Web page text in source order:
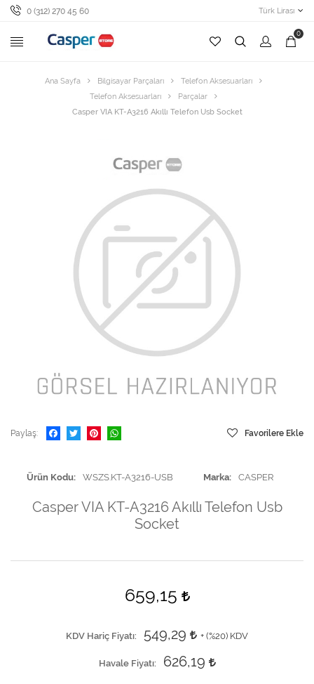
0 (312) 270 45 60 Türk Lirası
0
Ana Sayfa Bilgisayar Parçaları
Telefon Aksesuarları
Telefon Aksesuarları
Parçalar
Casper VIA KT-A3216 Akıllı Telefon Usb Socket
Paylaş Favorilere Ekle
Ürün Kodu WSZS.KT-A3216-USB Marka CASPER
Casper VIA KT-A3216 Akıllı Telefon Usb
Socket
659,15
KDV Hariç Fiyatı 549,29 + (%20) KDV
Havale Fiyatı 626,19